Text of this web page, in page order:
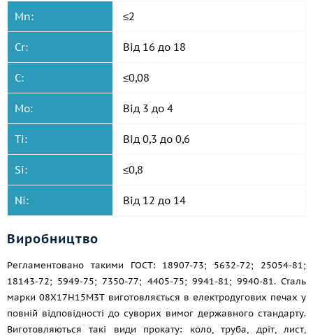
Mn: ≤2
Cr: Від 16 до 18
C: ≤0,08
Mo: Від 3 до 4
Ti: Від 0,3 до 0,6
Si: ≤0,8
Ni: Від 12 до 14
Виробництво
Регламентовано такими ГОСТ: 18907-73; 5632-72; 25054-81;
18143-72; 5949-75; 7350-77; 4405-75; 9941-81; 9940-81. Сталь
марки 08Х17Н15М3Т виготовляється в електродугових печах у
повній відповідності до суворих вимог державного стандарту.
Виготовляються такі види прокату: коло, труба, дріт, лист,